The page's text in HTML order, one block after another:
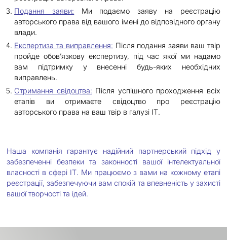
Подання заяви: Ми подаємо заяву на реєстрацію
авторського права від вашого імені до відповідного органу
влади.
Експертиза та виправлення: Після подання заяви ваш твір
пройде обов’язкову експертизу, під час якої ми надамо
вам підтримку у внесенні будь-яких необхідних
виправлень.
Отримання свідоцтва: Після успішного проходження всіх
етапів ви отримаєте свідоцтво про реєстрацію
авторського права на ваш твір в галузі ІТ.
Наша компанія гарантує надійний партнерський підхід у
забезпеченні безпеки та законності вашої інтелектуальної
власності в сфері ІТ. Ми працюємо з вами на кожному етапі
реєстрації, забезпечуючи вам спокій та впевненість у захисті
вашої творчості та ідей.